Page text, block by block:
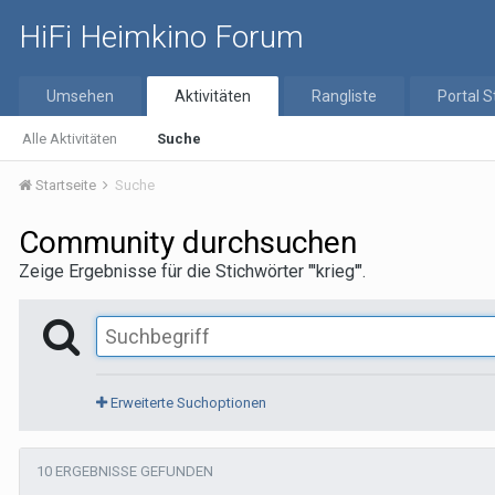
HiFi Heimkino Forum
Umsehen Aktivitäten
Alle Aktivitäten Suche
Rangliste Portal
Startseite Suche
Community durchsuchen
Zeige Ergebnisse für die Stichwörter "'krieg'".
Erweiterte Suchoptionen
10 ERGEBNISSE GEFUNDEN